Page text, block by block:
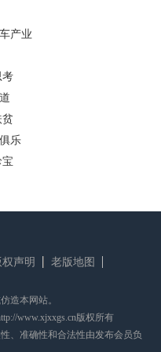
产业
考
乐
权声明
老版地图
仿造本网站。
www.xjxxgs.cn版权所有
、准确性和合法性由发布会员负